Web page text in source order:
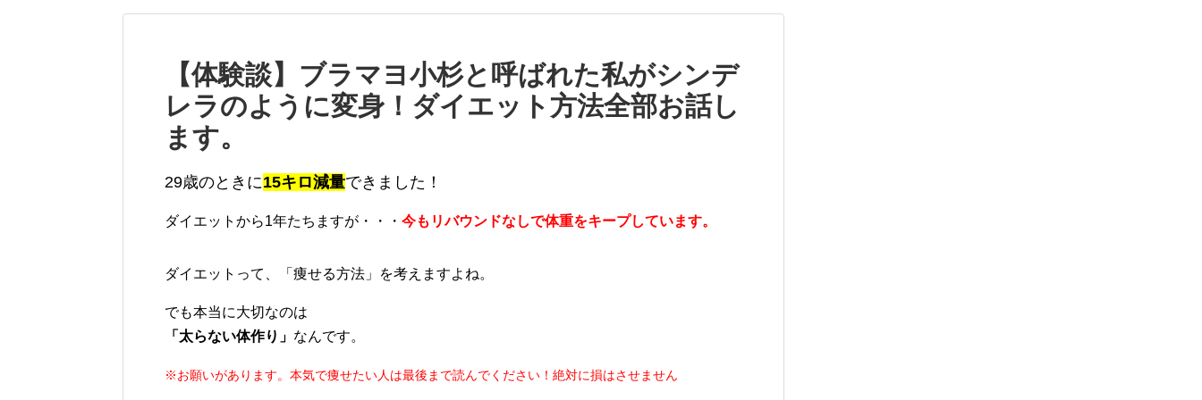
【体験談】ブラマヨ小杉と呼ばれた私がシンデ
レラのように変身！ダイエット方法全部お話し
ます。
29歳のときに15キロ減量できました！
ダイエットから1年たちますが・・・ 今もリバウンドなしで体重をキープしています。
ダイエットって、「痩せる方法」を考えますよね。
でも本当に大切なのは
「太らない体作り」 なんです。
※お願いがあります。本気で痩せたい人は最後まで読んでください！絶対に損はさせません